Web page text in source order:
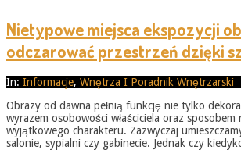
Nietypowe miejsca ekspozycji
odczarować przestrzeń dzięki
2026-
31
In: Informacje, Wnętrza I Poradnik Wnętrzarski
Obrazy od dawna pełnią funkcję nie tylko
wyrazem osobowości właściciela oraz
wyjątkowego charakteru. Zazwyczaj
salonie, sypialni czy gabinecie. Jednak czy